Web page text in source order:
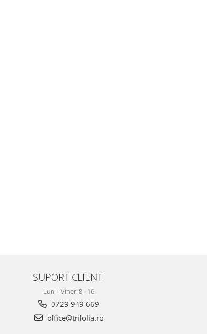
SUPORT CLIENTI
Luni - Vineri 8 - 16
0729 949 669
office@trifolia.ro